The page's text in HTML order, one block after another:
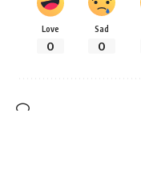
Love
0
Sad
0